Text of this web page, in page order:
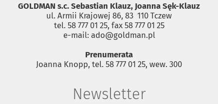
GOLDMAN s.c. Sebastian Klauz, Joanna Sęk-Klauz
ul. Armii Krajowej 86, 83 ­ 110 Tczew
tel. 58 777 01 25, fax 58 777 01 25
e-mail: ado@goldman.pl
Prenumerata
Joanna Knopp, tel. 58 777 01 25, wew. 300
Newsletter